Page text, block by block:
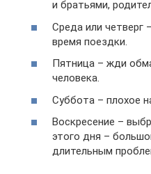
и братьями,
Среда или четверг
время поездки.
Пятница – жди
человека.
Суббота – плохое
Воскресение –
этого дня –
длительным